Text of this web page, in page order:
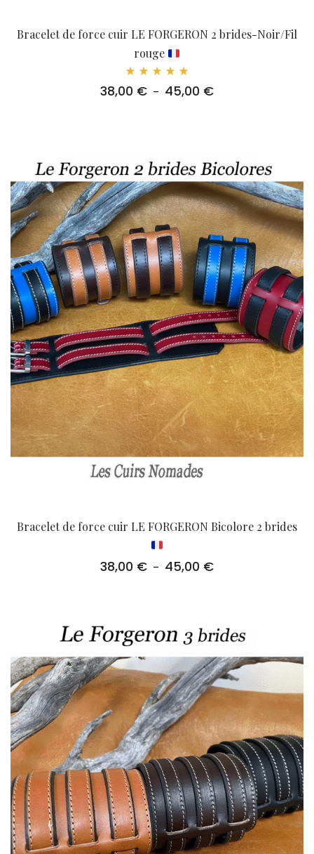
Bracelet de force cuir LE FORGERON 2 brides-Noir/Fil
rouge
5.00
38,00 € – 45,00 €Plage
45,00 €
Bracelet de force cuir LE FORGERON Bicolore 2 brides
38,00 € – 45,00 €Plage
45,00 €